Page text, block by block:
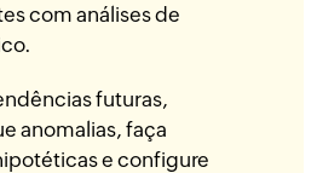
com análises de
futuras,
anomalias, faça
e configure